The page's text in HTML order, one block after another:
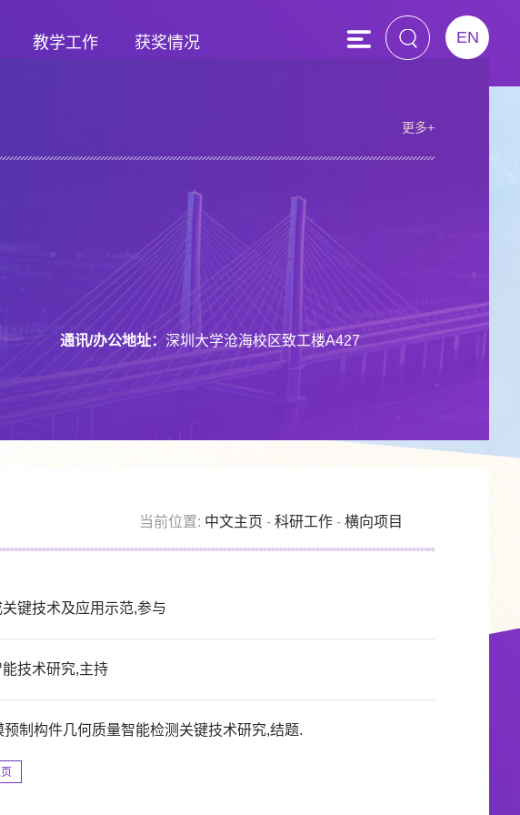
EN
教学工作 获奖情况
更多+
通讯/办公地址：深圳大学沧海校区致工楼A427
当前位置: 中文主页 -科研工作 -横向项目
键技术及应用示范,参与
技术研究,主持
制构件几何质量智能检测关键技术研究,结题.